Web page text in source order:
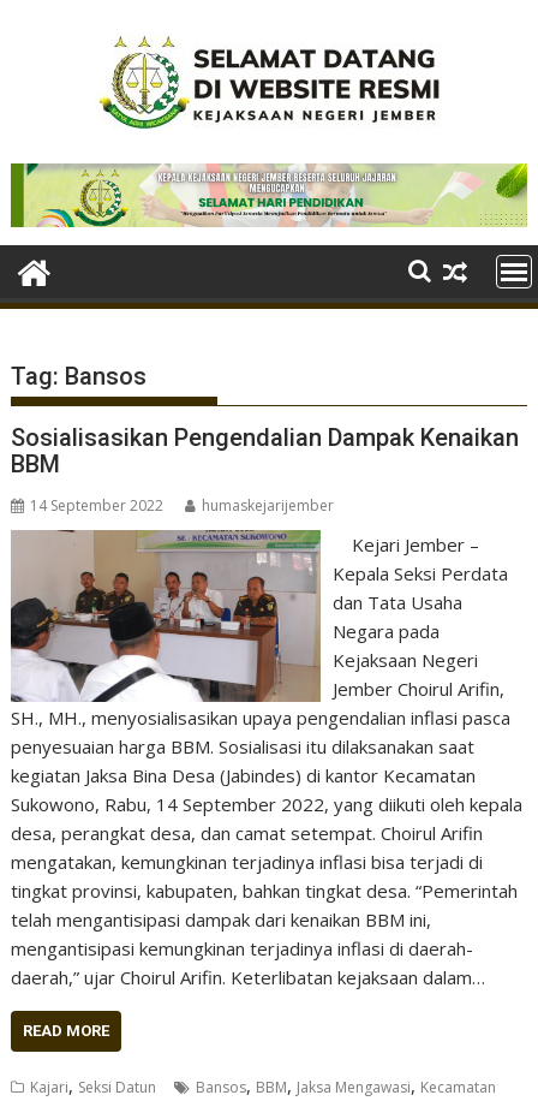
Tag: Bansos
Sosialisasikan Pengendalian Dampak Kenaikan
BBM
14 September 2022 humaskejarijember
Kejari Jember –
Kepala Seksi Perdata
dan Tata Usaha
Negara pada
Kejaksaan Negeri
Jember Choirul Arifin,
SH., MH., menyosialisasikan upaya pengendalian inflasi pasca
penyesuaian harga BBM. Sosialisasi itu dilaksanakan saat
kegiatan Jaksa Bina Desa (Jabindes) di kantor Kecamatan
Sukowono, Rabu, 14 September 2022, yang diikuti oleh kepala
desa, perangkat desa, dan camat setempat. Choirul Arifin
mengatakan, kemungkinan terjadinya inflasi bisa terjadi di
tingkat provinsi, kabupaten, bahkan tingkat desa. “Pemerintah
telah mengantisipasi dampak dari kenaikan BBM ini,
mengantisipasi kemungkinan terjadinya inflasi di daerah-
daerah,” ujar Choirul Arifin. Keterlibatan kejaksaan dalam…
READ MORE
Kajari, Seksi Datun Bansos, BBM, Jaksa Mengawasi, Kecamatan